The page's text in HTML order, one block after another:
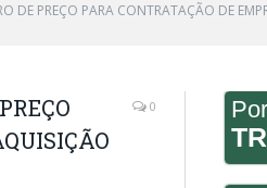
DE PREÇO PARA CONTRATAÇÃO DE
0